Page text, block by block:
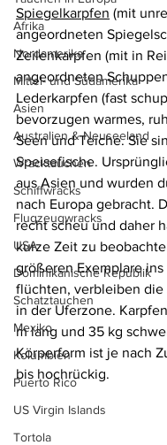
Afrika
Nordamerika
Mittel- und Südamerika
Asien
Australien & Neuseeland
Wracktauchen
Schiffwracks
Flugzeugwracks
USA
Dominikanische Republik
Schatztauchen
Mexiko
Kolumbien
Puerto Rico
US Virgin Islands
Tortola
Spiegelkarpfen (mit
angeordneten
Zeilenkarpfen (mit in
angeordneten
Lederkarpfen (fast
bevorzugen warmes,
Seen und Teiche. Sie
Speisefische.
aus Asien und wurden
nach Europa gebracht.
recht scheu und daher
kurze Zeit zu
größeren Exemplare ins
flüchten, verbleiben
in der Uferzone.
m lang und 35 kg
Körperform ist je nach
bis hochrückig.